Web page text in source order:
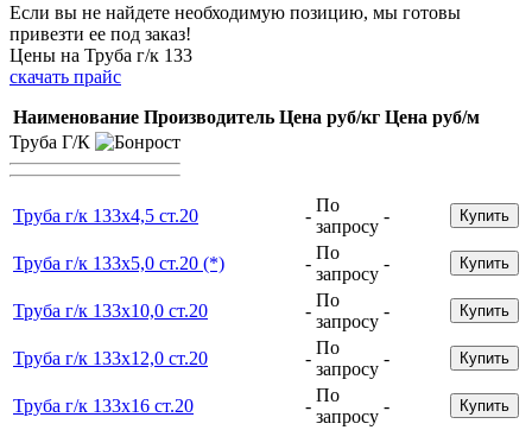
Если вы не найдете необходимую позицию, мы готовы
привезти ее под заказ!
Цены на Труба г/к 133
скачать прайс
Наименование Производитель Цена руб/кг Цена руб/м
Труба Г/К
Труба г/к 133х4,5 ст.20 -
По
запросу
- Купить
Труба г/к 133х5,0 ст.20 (*) -
По
запросу
- Купить
Труба г/к 133х10,0 ст.20 -
По
запросу
- Купить
Труба г/к 133х12,0 ст.20 -
По
запросу
- Купить
Труба г/к 133х16 ст.20 -
По
запросу
- Купить